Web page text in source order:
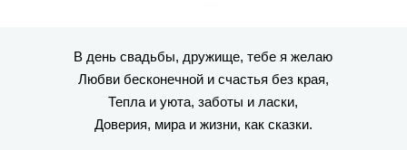
В день свадьбы, дружище, тебе я желаю
Любви бесконечной и счастья без края,
Тепла и уюта, заботы и ласки,
Доверия, мира и жизни, как сказки.